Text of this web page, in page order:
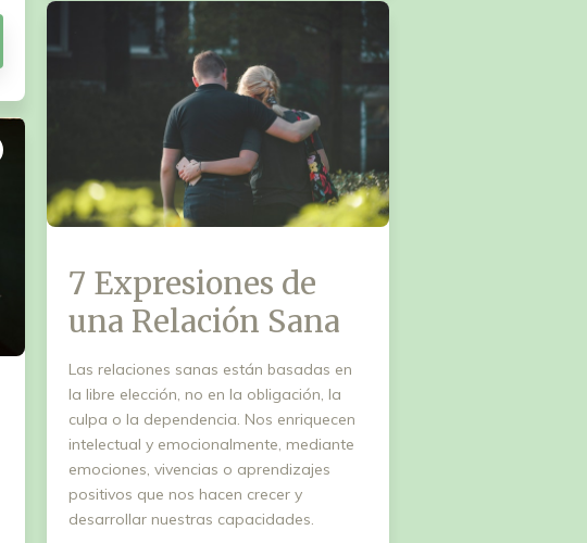
7 Expresiones de
una Relación Sana
Las relaciones sanas están basadas en
la libre elección, no en la obligación, la
culpa o la dependencia. Nos enriquecen
intelectual y emocionalmente, mediante
emociones, vivencias o aprendizajes
positivos que nos hacen crecer y
desarrollar nuestras capacidades.